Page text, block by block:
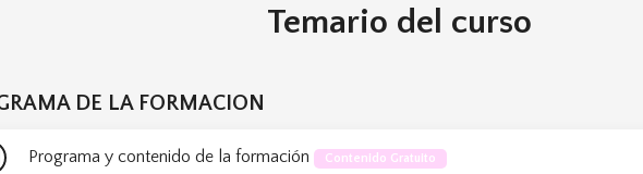
Temario del curso
DE LA FORMACION
Programa y contenido de la formación Contenido Gratuito